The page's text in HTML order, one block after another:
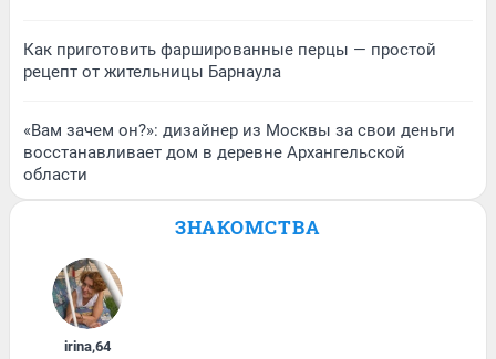
Как приготовить фаршированные перцы — простой
рецепт от жительницы Барнаула
«Вам зачем он?»: дизайнер из Москвы за свои деньги
восстанавливает дом в деревне Архангельской
области
ЗНАКОМСТВА
irina,64